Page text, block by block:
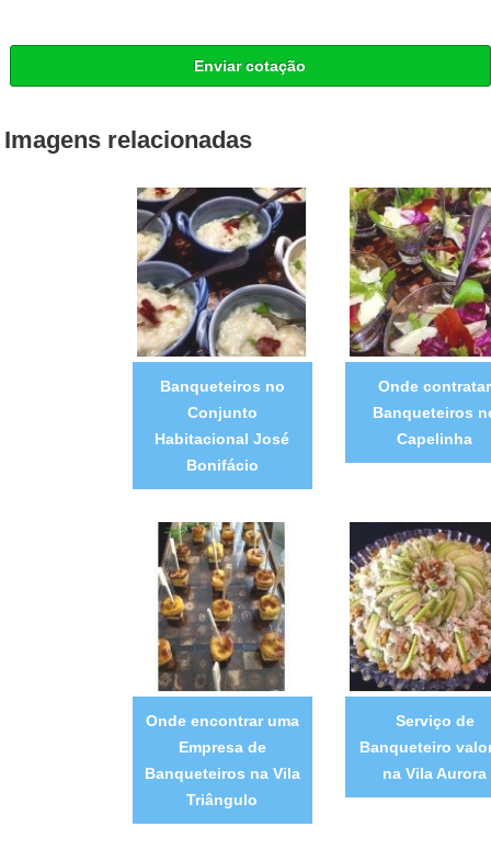
Enviar cotação
Imagens relacionadas
Banqueteiros no
Conjunto
Habitacional José
Bonifácio
Onde contratar
Banqueteiros
Capelinha
Onde encontrar uma
Empresa de
Banqueteiros na Vila
Triângulo
Serviço de
Banqueteiro
na Vila Aurora